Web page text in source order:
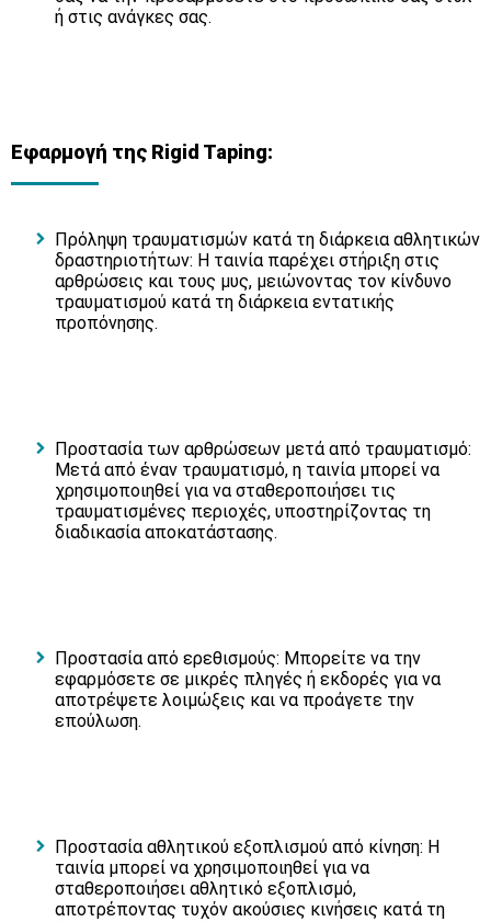
ή στις ανάγκες σας.
Εφαρμογή της Rigid Taping:
Πρόληψη τραυματισμών κατά τη διάρκεια αθλητικών
δραστηριοτήτων: Η ταινία παρέχει στήριξη στις
αρθρώσεις και τους μυς, μειώνοντας τον κίνδυνο
τραυματισμού κατά τη διάρκεια εντατικής
προπόνησης.
Προστασία των αρθρώσεων μετά από τραυματισμό:
Μετά από έναν τραυματισμό, η ταινία μπορεί να
χρησιμοποιηθεί για να σταθεροποιήσει τις
τραυματισμένες περιοχές, υποστηρίζοντας τη
διαδικασία αποκατάστασης.
Προστασία από ερεθισμούς: Μπορείτε να την
εφαρμόσετε σε μικρές πληγές ή εκδορές για να
αποτρέψετε λοιμώξεις και να προάγετε την
επούλωση.
Προστασία αθλητικού εξοπλισμού από κίνηση: Η
ταινία μπορεί να χρησιμοποιηθεί για να
σταθεροποιήσει αθλητικό εξοπλισμό,
αποτρέποντας τυχόν ακούσιες κινήσεις κατά τη